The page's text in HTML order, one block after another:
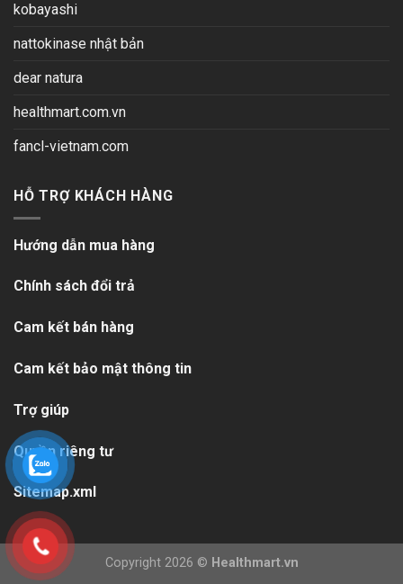
kobayashi
nattokinase nhật bản
dear natura
healthmart.com.vn
fancl-vietnam.com
HỖ TRỢ KHÁCH HÀNG
Hướng dẫn mua hàng
Chính sách đổi trả
Cam kết bán hàng
Cam kết bảo mật thông tin
Trợ giúp
Quyền riêng tư
Sitemap.xml
Copyright 2026 © Healthmart.vn